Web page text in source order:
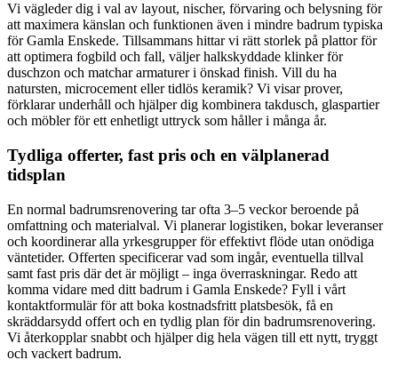
Vi vägleder dig i val av layout, nischer, förvaring och belysning för
att maximera känslan och funktionen även i mindre badrum typiska
för Gamla Enskede. Tillsammans hittar vi rätt storlek på plattor för
att optimera fogbild och fall, väljer halkskyddade klinker för
duschzon och matchar armaturer i önskad finish. Vill du ha
natursten, microcement eller tidlös keramik? Vi visar prover,
förklarar underhåll och hjälper dig kombinera takdusch, glaspartier
och möbler för ett enhetligt uttryck som håller i många år.
Tydliga offerter, fast pris och en välplanerad
tidsplan
En normal badrumsrenovering tar ofta 3–5 veckor beroende på
omfattning och materialval. Vi planerar logistiken, bokar leveranser
och koordinerar alla yrkesgrupper för effektivt flöde utan onödiga
väntetider. Offerten specificerar vad som ingår, eventuella tillval
samt fast pris där det är möjligt – inga överraskningar. Redo att
komma vidare med ditt badrum i Gamla Enskede? Fyll i vårt
kontaktformulär för att boka kostnadsfritt platsbesök, få en
skräddarsydd offert och en tydlig plan för din badrumsrenovering.
Vi återkopplar snabbt och hjälper dig hela vägen till ett nytt, tryggt
och vackert badrum.